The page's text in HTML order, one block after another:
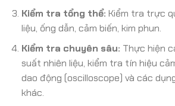
Kiểm tra tổng thể: Kiểm tra trực
liệu, ống dẫn, cảm biến, kim phun.
Kiểm tra chuyên sâu: Thực hiện
suất nhiên liệu, kiểm tra tín hiệu
dao động (oscilloscope) và các
khác.